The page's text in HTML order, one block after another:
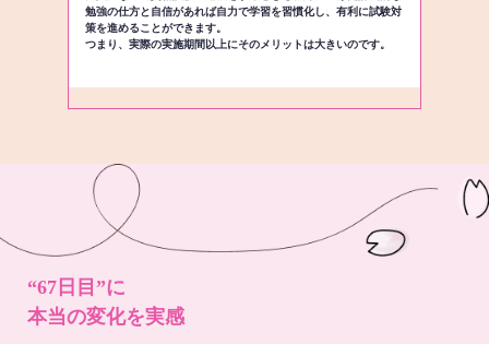
勉強の仕方と自信があれば自力で学習を習慣化し、有利に試験対
策を進めることができます。
つまり、実際の実施期間以上にそのメリットは大きいのです。
“67日目”に
本当の変化を実感